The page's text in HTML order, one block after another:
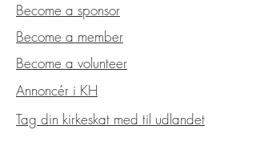
Become a sponsor
Become a member
Become a volunteer
Annoncér i KH
Tag din kirkeskat med til udlandet